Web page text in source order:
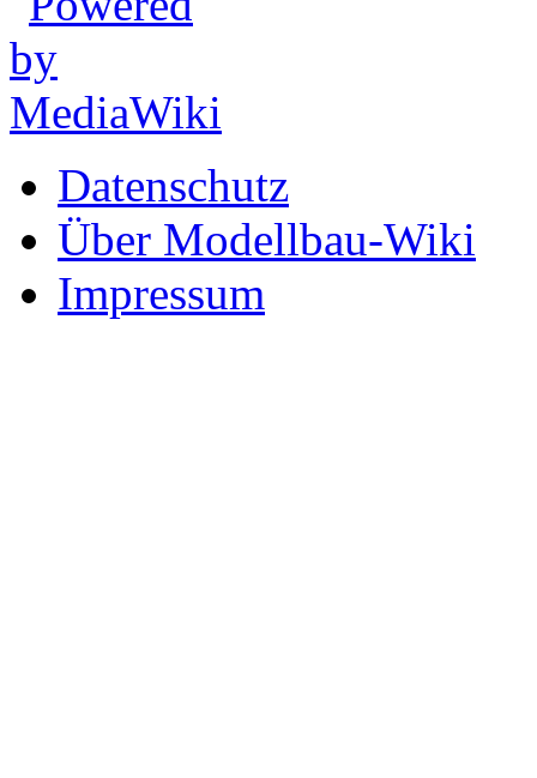
Datenschutz
Über Modellbau-Wiki
Impressum